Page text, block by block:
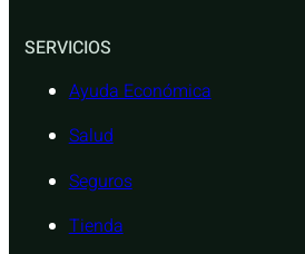
SERVICIOS
Ayuda Económica
Salud
Seguros
Tienda